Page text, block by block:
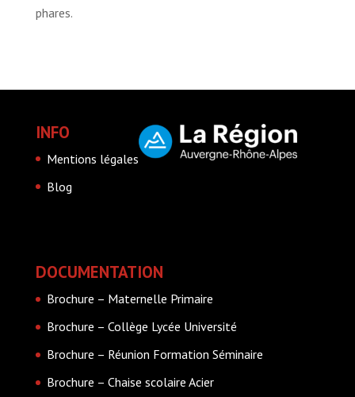
phares.
INFO
Mentions légales
Blog
DOCUMENTATION
Brochure – Maternelle Primaire
Brochure – Collège Lycée Université
Brochure – Réunion Formation Séminaire
Brochure – Chaise scolaire Acier